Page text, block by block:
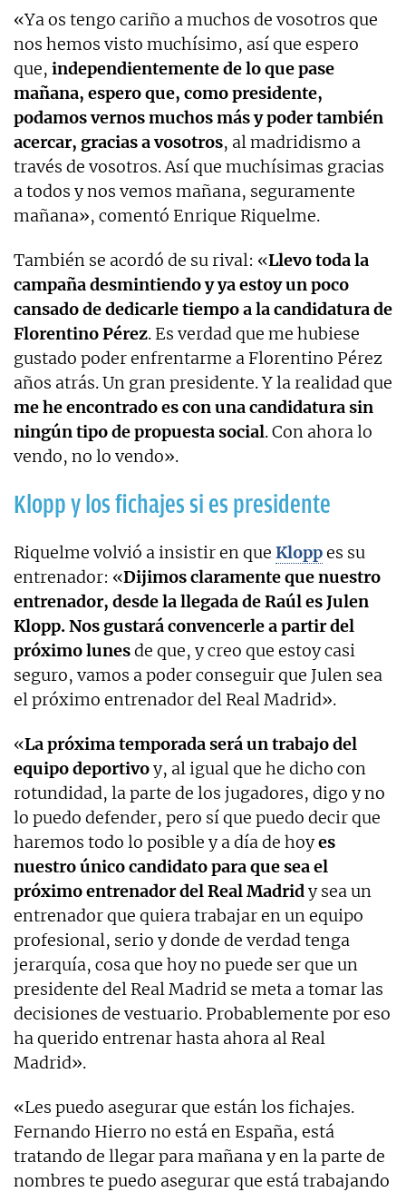
«Ya os tengo cariño a muchos de vosotros que
nos hemos visto muchísimo, así que espero
que, independientemente de lo que pase
mañana, espero que, como presidente,
podamos vernos muchos más y poder también
acercar, gracias a vosotros, al madridismo a
través de vosotros. Así que muchísimas gracias
a todos y nos vemos mañana, seguramente
mañana», comentó Enrique Riquelme.
También se acordó de su rival: «Llevo toda la
campaña desmintiendo y ya estoy un poco
cansado de dedicarle tiempo a la candidatura de
Florentino Pérez. Es verdad que me hubiese
gustado poder enfrentarme a Florentino Pérez
años atrás. Un gran presidente. Y la realidad que
me he encontrado es con una candidatura sin
ningún tipo de propuesta social. Con ahora lo
vendo, no lo vendo».
Klopp y los fichajes si es presidente
Riquelme volvió a insistir en que Kloppes su
entrenador: «Dijimos claramente que nuestro
entrenador, desde la llegada de Raúl es Julen
Klopp. Nos gustará convencerle a partir del
próximo lunesde que, y creo que estoy casi
seguro, vamos a poder conseguir que Julen sea
el próximo entrenador del Real Madrid».
«La próxima temporada será un trabajo del
equipo deportivoy, al igual que he dicho con
rotundidad, la parte de los jugadores, digo y no
lo puedo defender, pero sí que puedo decir que
haremos todo lo posible y a día de hoyes
nuestro único candidato para que sea el
próximo entrenador del Real Madridy sea un
entrenador que quiera trabajar en un equipo
profesional, serio y donde de verdad tenga
jerarquía, cosa que hoy no puede ser que un
presidente del Real Madrid se meta a tomar las
decisiones de vestuario. Probablemente por eso
ha querido entrenar hasta ahora al Real
Madrid».
«Les puedo asegurar que están los fichajes.
Fernando Hierro no está en España, está
tratando de llegar para mañana y en la parte de
nombres te puedo asegurar que está trabajando